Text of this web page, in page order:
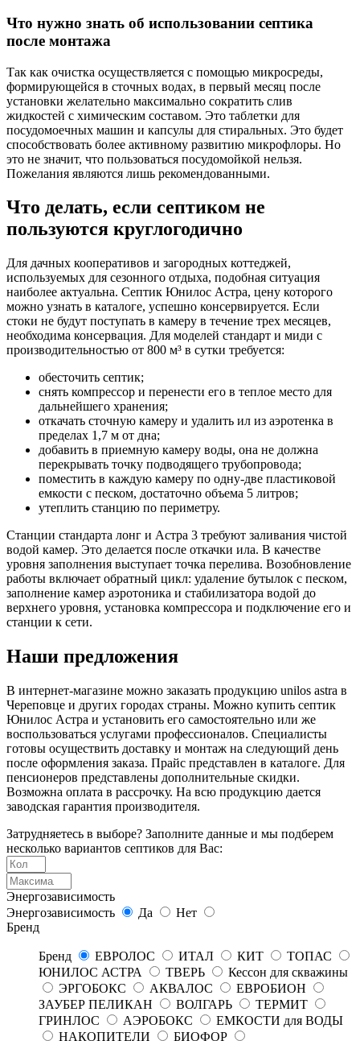
Что нужно знать об использовании септика
после монтажа
Так как очистка осуществляется с помощью микросреды,
формирующейся в сточных водах, в первый месяц после
установки желательно максимально сократить слив
жидкостей с химическим составом. Это таблетки для
посудомоечных машин и капсулы для стиральных. Это будет
способствовать более активному развитию микрофлоры. Но
это не значит, что пользоваться посудомойкой нельзя.
Пожелания являются лишь рекомендованными.
Что делать, если септиком не
пользуются круглогодично
Для дачных кооперативов и загородных коттеджей,
используемых для сезонного отдыха, подобная ситуация
наиболее актуальна. Септик Юнилос Астра, цену которого
можно узнать в каталоге, успешно консервируется. Если
стоки не будут поступать в камеру в течение трех месяцев,
необходима консервация. Для моделей стандарт и миди с
производительностью от 800 м³ в сутки требуется:
обесточить септик;
снять компрессор и перенести его в теплое место для
дальнейшего хранения;
откачать сточную камеру и удалить ил из аэротенка в
пределах 1,7 м от дна;
добавить в приемную камеру воды, она не должна
перекрывать точку подводящего трубопровода;
поместить в каждую камеру по одну-две пластиковой
емкости с песком, достаточно объема 5 литров;
утеплить станцию по периметру.
Станции стандарта лонг и Астра 3 требуют заливания чистой
водой камер. Это делается после откачки ила. В качестве
уровня заполнения выступает точка перелива. Возобновление
работы включает обратный цикл: удаление бутылок с песком,
заполнение камер аэротоника и стабилизатора водой до
верхнего уровня, установка компрессора и подключение его и
станции к сети.
Наши предложения
В интернет-магазине можно заказать продукцию unilos astra в
Череповце и других городах страны. Можно купить септик
Юнилос Астра и установить его самостоятельно или же
воспользоваться услугами профессионалов. Специалисты
готовы осуществить доставку и монтаж на следующий день
после оформления заказа. Прайс представлен в каталоге. Для
пенсионеров представлены дополнительные скидки.
Возможна оплата в рассрочку. На всю продукцию дается
заводская гарантия производителя.
Затрудняетесь в выборе? Заполните данные и мы подберем
несколько вариантов септиков для Вас:
Энергозависимость
Энергозависимость
Да
Нет
Бренд
Бренд ЕВРОЛОС ИТАЛ КИТ
ТОПАС
ЮНИЛОС АСТРА
ТВЕРЬ
Кессон для скважины
ЭРГОБОКС
АКВАЛОС
ЕВРОБИОН
ЗАУБЕР ПЕЛИКАН
ВОЛГАРЬ
ТЕРМИТ
ГРИНЛОС
АЭРОБОКС
ЕМКОСТИ для ВОДЫ
НАКОПИТЕЛИ
БИОФОР